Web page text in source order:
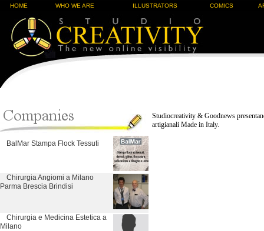
HOME WHO WE ARE ILLUSTRATORS COMICS
BalMar Stampa Flock Tessuti
Chirurgia Angiomi a Milano
Parma Brescia Brindisi
Chirurgia e Medicina Estetica a
Milano
Studiocreativity & Goodnews
artigianali Made in Italy.